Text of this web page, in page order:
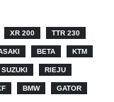
XR 200 TTR 230
BETA KTM
SUZUKI RIEJU
BMW GATOR